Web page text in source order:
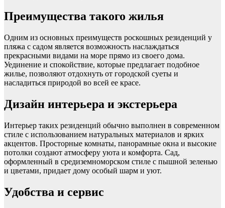
Преимущества такого жилья
Одним из основных преимуществ роскошных резиденций у
пляжа с садом является возможность наслаждаться
прекрасными видами на море прямо из своего дома.
Уединение и спокойствие, которые предлагает подобное
жилье, позволяют отдохнуть от городской суеты и
насладиться природой во всей ее красе.
Дизайн интерьера и экстерьера
Интерьер таких резиденций обычно выполнен в современном
стиле с использованием натуральных материалов и ярких
акцентов. Просторные комнаты, панорамные окна и высокие
потолки создают атмосферу уюта и комфорта. Сад,
оформленный в средиземноморском стиле с пышной зеленью
и цветами, придает дому особый шарм и уют.
Удобства и сервис